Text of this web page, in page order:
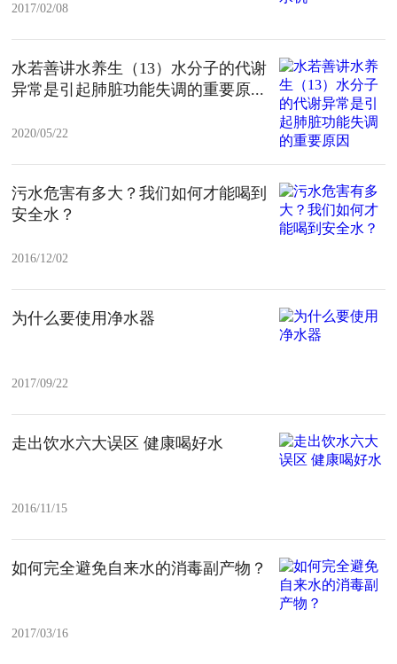
2017/02/08
水若善讲水养生（13）水分子的代谢
异常是引起肺脏功能失调的重要原...
2020/05/22
污水危害有多大？我们如何才能喝到
安全水？
2016/12/02
为什么要使用净水器
2017/09/22
走出饮水六大误区 健康喝好水
2016/11/15
如何完全避免自来水的消毒副产物？
2017/03/16